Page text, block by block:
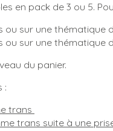
en pack de 3 ou 5.
ou sur une thématique
ou sur une thématique
du panier.
:
trans
trans suite à une